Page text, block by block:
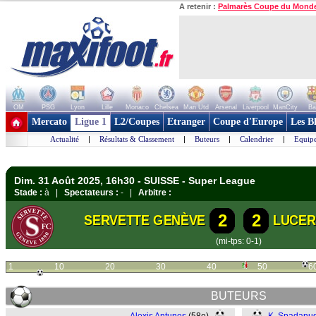
A retenir : Palmarès Coupe du
OM PSG Lyon Lille Monaco Chelsea Man Utd Arsenal Liverpool ManCity
+ de clubs
Mercato Ligue 1 L2/Coupes Etranger Coupe d'Europe Les
Actualité | Résultats & Classement | Buteurs | Calendrier |
Dim. 31 Août 2025, 16h30 - SUISSE - Super League
Stade : à | Spectateurs : - | Arbitre :
SERVETTE GENÈVE 2 2
(mi-tps: 0-1)
1 10 20 30 40 50
BUTEURS